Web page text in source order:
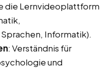
die Lernvideoplattform
Informatik).
: Verständnis für
und